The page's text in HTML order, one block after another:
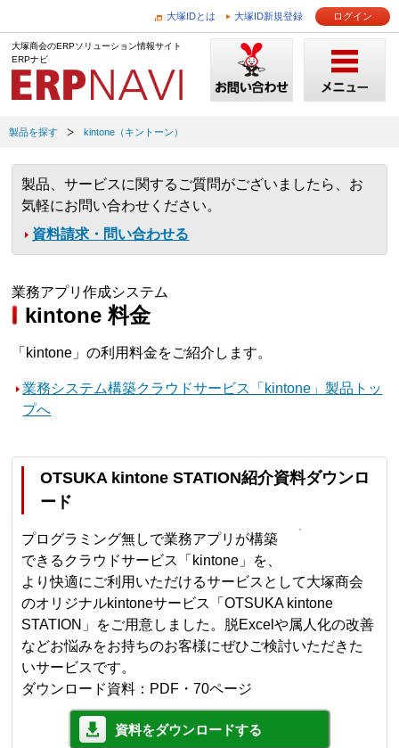
大塚IDとは 大塚ID新規登録 ログイン
大塚商会のERPソリューション情報サイト
ERPナビ
製品を探す kintone（キントーン）
製品、サービスに関するご質問がございましたら、お
気軽にお問い合わせください。
資料請求・問い合わせる
業務アプリ作成システム
kintone 料金
「kintone」の利用料金をご紹介します。
業務システム構築クラウドサービス「kintone」製品トッ
プへ
OTSUKA kintone STATION紹介資料ダウンロ
ード
プログラミング無しで業務アプリが構築
できるクラウドサービス「kintone」を、
より快適にご利用いただけるサービスとして大塚商会
のオリジナルkintoneサービス「OTSUKA kintone
STATION」をご用意しました。脱Excelや属人化の改善
などお悩みをお持ちのお客様にぜひご検討いただきた
いサービスです。
ダウンロード資料：PDF・70ページ
資料をダウンロードする